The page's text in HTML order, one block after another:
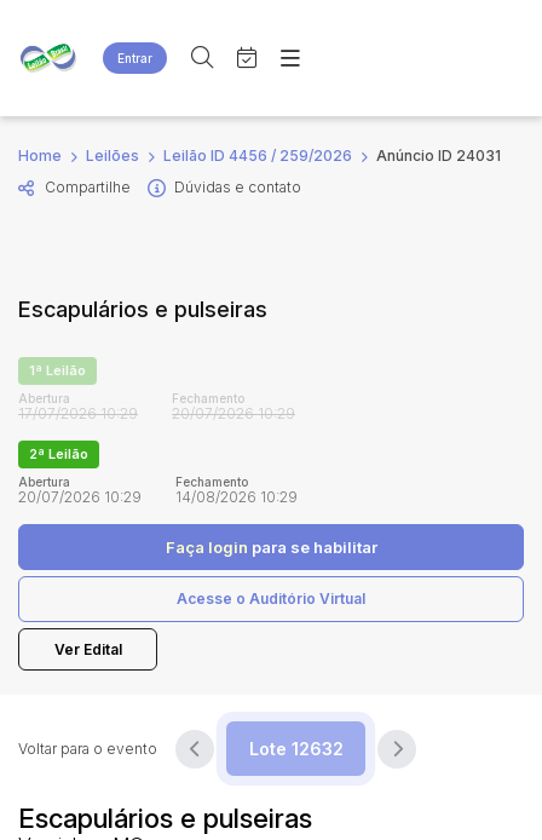
Entrar
Criar conta Entrar
Site
Agenda
Quem Somos
Busca por palavra-chave
Estados
Bairro
Judiciais
Faixa de valor
Quem Somos
Home Leilões Leilão ID 4456 / 259/2026
Anúncio ID 24031
Compartilhe
Dúvidas e contato
Escapulários e pulseiras
1ª Leilão
Abertura
17/07/2026 10:29
Fechamento
20/07/2026 10:29
2ª Leilão
Abertura
20/07/2026 10:29
Fechamento
14/08/2026 10:29
Faça login para se habilitar
Acesse o Auditório Virtual
Ver Edital
Escapulários e pulseiras
Voltar para o evento